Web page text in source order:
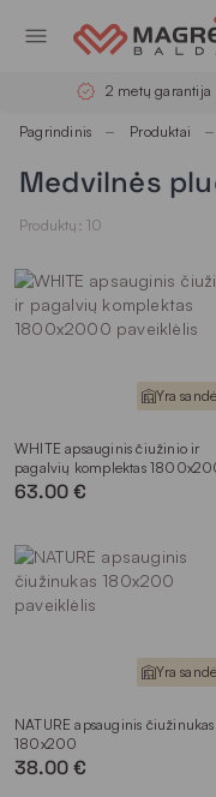
2 metų garantija
Pagrindinis Produktai
Medvilnės
Produktų: 10
Yra
WHITE apsauginis čiužinio ir
pagalvių komplektas
63.00 €
Yra
NATURE apsauginis čiužinukas
180x200
38.00 €